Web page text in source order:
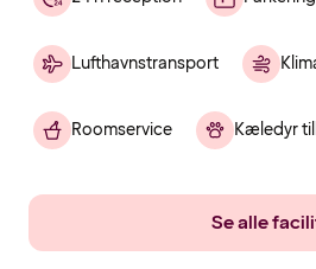
Lufthavnstransport
Roomservice Kæledyr
Se alle